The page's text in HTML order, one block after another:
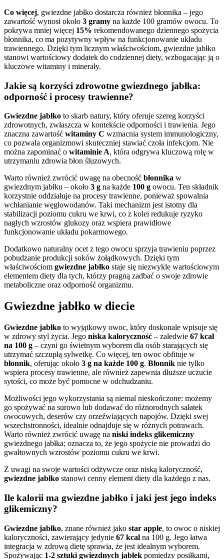
Co więcej, gwiezdne jabłko dostarcza również błonnika – jego
zawartość wynosi około 3 gramy na każde 100 gramów owocu. To
pokrywa mniej więcej 15% rekomendowanego dziennego spożycia
błonnika, co ma pozytywny wpływ na funkcjonowanie układu
trawiennego. Dzięki tym licznym właściwościom, gwiezdne jabłko
stanowi wartościowy dodatek do codziennej diety, wzbogacając ją o
kluczowe witaminy i minerały.
Jakie są korzyści zdrowotne gwiezdnego jabłka:
odporność i procesy trawienne?
Gwiezdne jabłko to skarb natury, który oferuje szereg korzyści
zdrowotnych, zwłaszcza w kontekście odporności i trawienia. Jego
znaczna zawartość witaminy C wzmacnia system immunologiczny,
co pozwala organizmowi skuteczniej stawiać czoła infekcjom. Nie
można zapominać o witaminie A, która odgrywa kluczową rolę w
utrzymaniu zdrowia błon śluzowych.
Warto również zwrócić uwagę na obecność błonnika w
gwiezdnym jabłku – około 3 g na każde 100 g owocu. Ten składnik
korzystnie oddziałuje na procesy trawienne, ponieważ spowalnia
wchłanianie węglowodanów. Taki mechanizm jest istotny dla
stabilizacji poziomu cukru we krwi, co z kolei redukuje ryzyko
nagłych wzrostów glukozy oraz wspiera prawidłowe
funkcjonowanie układu pokarmowego.
Dodatkowo naturalny ocet z tego owocu sprzyja trawieniu poprzez
pobudzanie produkcji soków żołądkowych. Dzięki tym
właściwościom gwiezdne jabłko staje się niezwykle wartościowym
elementem diety dla tych, którzy pragną zadbać o swoje zdrowie
metaboliczne oraz odporność organizmu.
Gwiezdne jabłko w diecie
Gwiezdne jabłko to wyjątkowy owoc, który doskonale wpisuje się
w zdrowy styl życia. Jego niska kaloryczność – zaledwie 67 kcal
na 100 g – czyni go świetnym wyborem dla osób starających się
utrzymać szczupłą sylwetkę. Co więcej, ten owoc obfituje w
błonnik, oferując około 3 g na każde 100 g. Błonnik nie tylko
wspiera procesy trawienne, ale również zapewnia dłuższe uczucie
sytości, co może być pomocne w odchudzaniu.
Możliwości jego wykorzystania są niemal nieskończone: możemy
go spożywać na surowo lub dodawać do różnorodnych sałatek
owocowych, deserów czy orzeźwiających napojów. Dzięki swej
wszechstronności, idealnie odnajduje się w różnych potrawach.
Warto również zwrócić uwagę na niski indeks glikemiczny
gwiezdnego jabłka; oznacza to, że jego spożycie nie prowadzi do
gwałtownych wzrostów poziomu cukru we krwi.
Z uwagi na swoje wartości odżywcze oraz niską kaloryczność,
gwiezdne jabłko stanowi cenny element diety dla każdego z nas.
Ile kalorii ma gwiezdne jabłko i jaki jest jego indeks
glikemiczny?
Gwiezdne jabłko, znane również jako star apple, to owoc o niskiej
kaloryczności, zawierający jedynie 67 kcal na 100 g. Jego łatwa
integracja w zdrową dietę sprawia, że jest idealnym wyborem.
Spożywając 1-2 sztuki gwiezdnych jabłek pomiędzy posiłkami,